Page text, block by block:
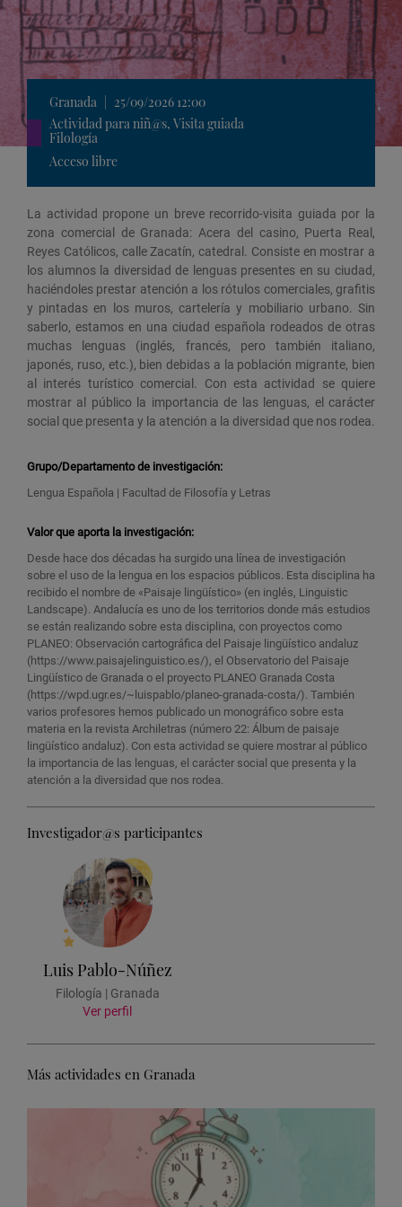
Granada
25/09/2026 12:00
Actividad para niñ@s, Visita guiada
Filología
Acceso libre
La actividad propone un breve recorrido-visita guiada por la
zona comercial de Granada: Acera del casino, Puerta Real,
Reyes Católicos, calle Zacatín, catedral. Consiste en mostrar a
los alumnos la diversidad de lenguas presentes en su ciudad,
haciéndoles prestar atención a los rótulos comerciales, grafitis
y pintadas en los muros, cartelería y mobiliario urbano. Sin
saberlo, estamos en una ciudad española rodeados de otras
muchas lenguas (inglés, francés, pero también italiano,
japonés, ruso, etc.), bien debidas a la población migrante, bien
al interés turístico comercial. Con esta actividad se quiere
mostrar al público la importancia de las lenguas, el carácter
social que presenta y la atención a la diversidad que nos rodea.
Grupo/Departamento de investigación:
Lengua Española | Facultad de Filosofía y Letras
Valor que aporta la investigación:
Desde hace dos décadas ha surgido una línea de investigación
sobre el uso de la lengua en los espacios públicos. Esta disciplina ha
recibido el nombre de «Paisaje lingüístico» (en inglés, Linguistic
Landscape). Andalucía es uno de los territorios donde más estudios
se están realizando sobre esta disciplina, con proyectos como
PLANEO: Observación cartográfica del Paisaje lingüístico andaluz
(https://www.paisajelinguistico.es/), el Observatorio del Paisaje
Lingüístico de Granada o el proyecto PLANEO Granada Costa
(https://wpd.ugr.es/~luispablo/planeo-granada-costa/). También
varios profesores hemos publicado un monográfico sobre esta
materia en la revista Archiletras (número 22: Álbum de paisaje
lingüístico andaluz). Con esta actividad se quiere mostrar al público
la importancia de las lenguas, el carácter social que presenta y la
atención a la diversidad que nos rodea.
Investigador@s participantes
Luis Pablo-Núñez
Filología | Granada
Ver perfil
Más actividades en Granada